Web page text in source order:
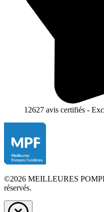
12627 avis certifiés -
©2026 MEILLEURES
réservés.